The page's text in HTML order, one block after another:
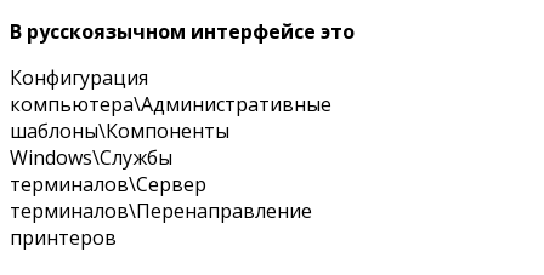
В русскоязычном интерфейсе это
Конфигурация
компьютера\Административные
шаблоны\Компоненты
Windows\Службы
терминалов\Сервер
терминалов\Перенаправление
принтеров